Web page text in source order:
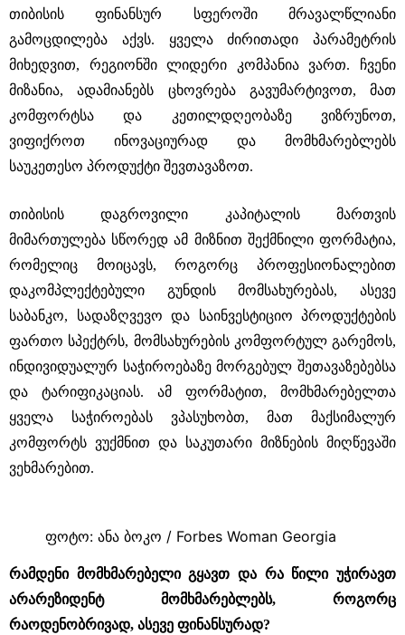
თიბისის ფინანსურ სფეროში მრავალწლიანი
გამოცდილება აქვს. ყველა ძირითადი პარამეტრის
მიხედვით, რეგიონში ლიდერი კომპანია ვართ. ჩვენი
მიზანია, ადამიანებს ცხოვრება გავუმარტივოთ, მათ
კომფორტსა და კეთილდღეობაზე ვიზრუნოთ,
ვიფიქროთ ინოვაციურად და მომხმარებლებს
საუკეთესო პროდუქტი შევთავაზოთ.
თიბისის დაგროვილი კაპიტალის მართვის
მიმართულება სწორედ ამ მიზნით შექმნილი ფორმატია,
რომელიც მოიცავს, როგორც პროფესიონალებით
დაკომპლექტებული გუნდის მომსახურებას, ასევე
საბანკო, სადაზღვევო და საინვესტიციო პროდუქტების
ფართო სპექტრს, მომსახურების კომფორტულ გარემოს,
ინდივიდუალურ საჭიროებაზე მორგებულ შეთავაზებებსა
და ტარიფიკაციას. ამ ფორმატით, მომხმარებელთა
ყველა საჭიროებას ვპასუხობთ, მათ მაქსიმალურ
კომფორტს ვუქმნით და საკუთარი მიზნების მიღწევაში
ვეხმარებით.
ფოტო: ანა ბოკო / Forbes Woman Georgia
რამდენი მომხმარებელი გყავთ და რა წილი უჭირავთ
არარეზიდენტ მომხმარებლებს, როგორც
რაოდენობრივად, ასევე ფინანსურად?